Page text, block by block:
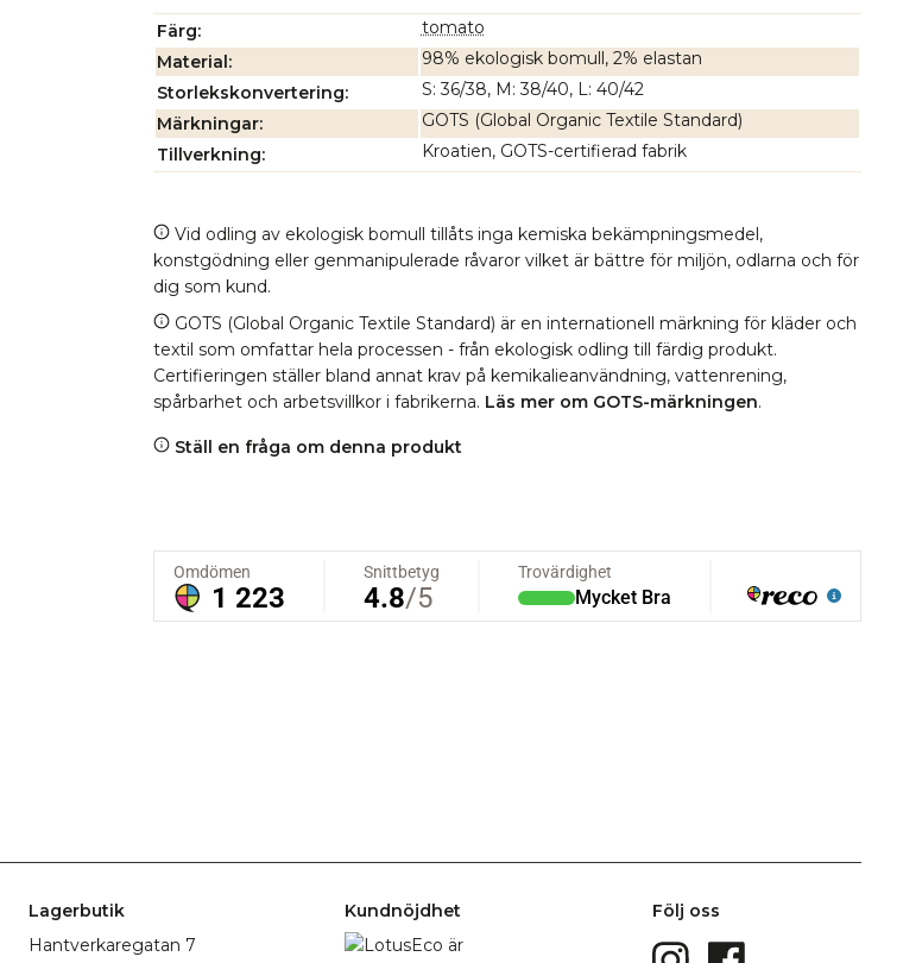
Färg
tomato
Material
98% ekologisk bomull, 2% elastan
Storlekskonvertering
S: 36/38, M: 38/40, L: 40/42
Märkningar
GOTS (Global Organic Textile Standard)
Tillverkning
Kroatien, GOTS-certifierad fabrik
Vid odling av ekologisk bomull tillåts inga kemiska bekämpningsmedel,
konstgödning eller genmanipulerade råvaror vilket är bättre för miljön, odlarna och för
dig som kund.
GOTS (Global Organic Textile Standard) är en internationell märkning för kläder och
textil som omfattar hela processen - från ekologisk odling till färdig produkt.
Certifieringen ställer bland annat krav på kemikalieanvändning, vattenrening,
spårbarhet och arbetsvillkor i fabrikerna. Läs mer om GOTS-märkningen.
Ställ en fråga om denna produkt
Lagerbutik
Hantverkaregatan 7
Kundnöjdhet Följ oss